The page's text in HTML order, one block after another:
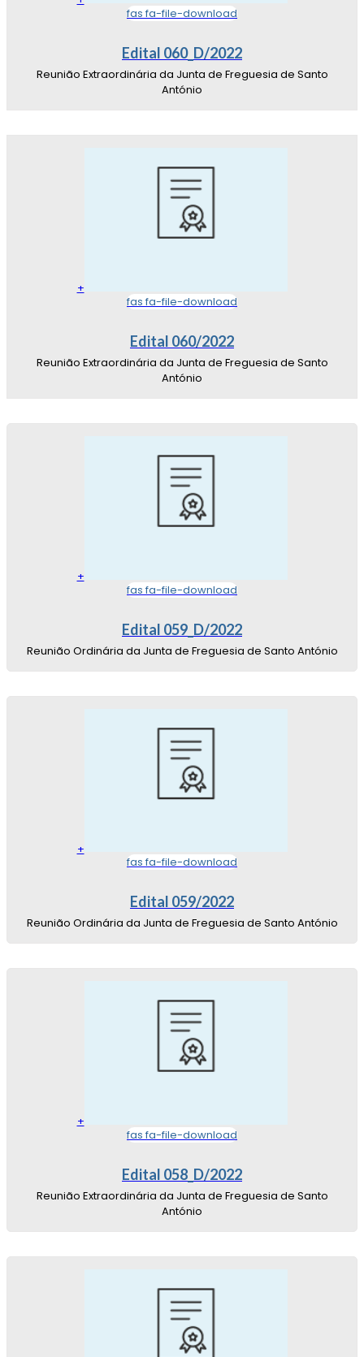
fas fa-file-download
Edital 060_D/2022
Reunião Extraordinária da Junta de Freguesia de Santo
António
+
fas fa-file-download
Edital 060/2022
Reunião Extraordinária da Junta de Freguesia de Santo
António
+
fas fa-file-download
Edital 059_D/2022
Reunião Ordinária da Junta de Freguesia de Santo António
+
fas fa-file-download
Edital 059/2022
Reunião Ordinária da Junta de Freguesia de Santo António
+
fas fa-file-download
Edital 058_D/2022
Reunião Extraordinária da Junta de Freguesia de Santo
António